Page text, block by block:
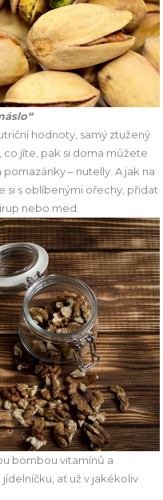
hodnoty, samý ztužený
co jíte, pak si doma můžete
– nutelly. A jak na
si s oblíbenými ořechy, přidat
nebo med.
bombou vitamínů a
ať už v jakékoliv